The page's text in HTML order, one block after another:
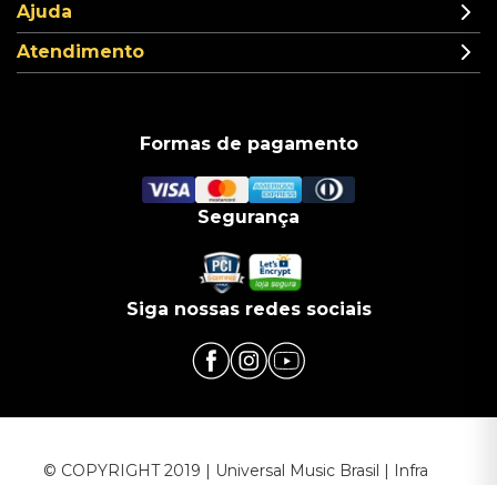
Ajuda
Atendimento
Formas de pagamento
Segurança
Siga nossas redes sociais
© COPYRIGHT 2019 | Universal Music Brasil | Infra